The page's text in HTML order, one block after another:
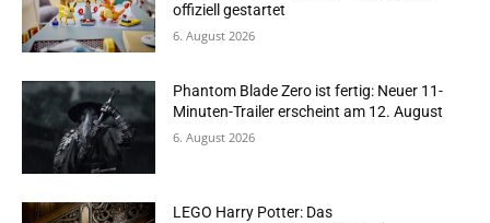
offiziell gestartet
6. August 2026
Phantom Blade Zero ist fertig: Neuer 11-
Minuten-Trailer erscheint am 12. August
6. August 2026
LEGO Harry Potter: Das